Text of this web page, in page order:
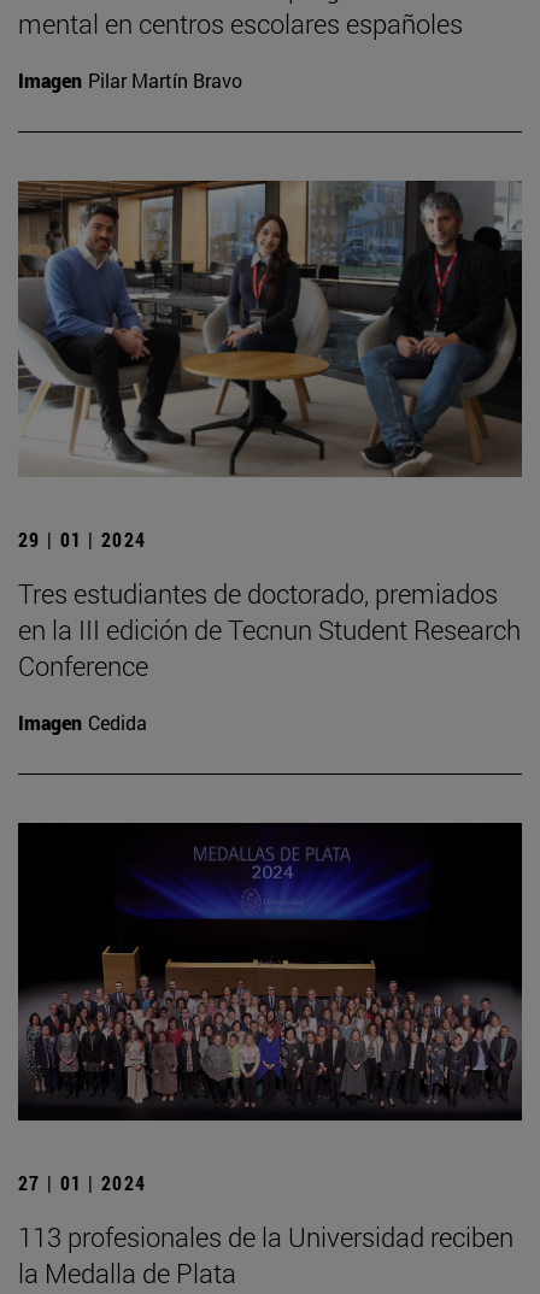
mental en centros escolares españoles
Imagen Pilar Martín Bravo
29 | 01 | 2024
Tres estudiantes de doctorado, premiados
en la III edición de Tecnun Student Research
Conference
Imagen Cedida
27 | 01 | 2024
113 profesionales de la Universidad reciben
la Medalla de Plata